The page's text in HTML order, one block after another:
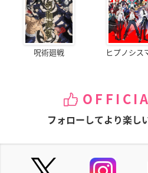
呪術廻戦 ヒプノシス
フォローしてより楽し